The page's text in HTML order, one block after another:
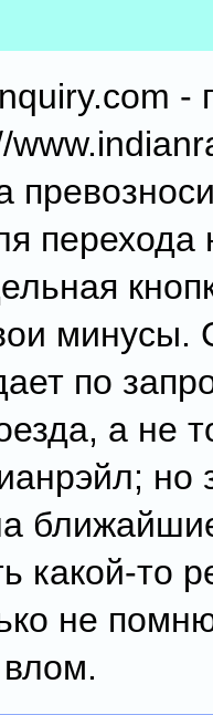
-
минусы.
по
а не
но
какой-то
не